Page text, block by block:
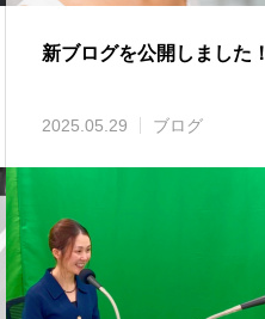
新ブログを公開しました！
2025.05.29 ブログ